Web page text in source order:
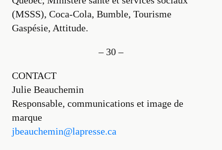
(MSSS), Coca-Cola, Bumble, Tourisme
Gaspésie, Attitude.
– 30 –
CONTACT
Julie Beauchemin
Responsable, communications et image de
marque
jbeauchemin@lapresse.ca